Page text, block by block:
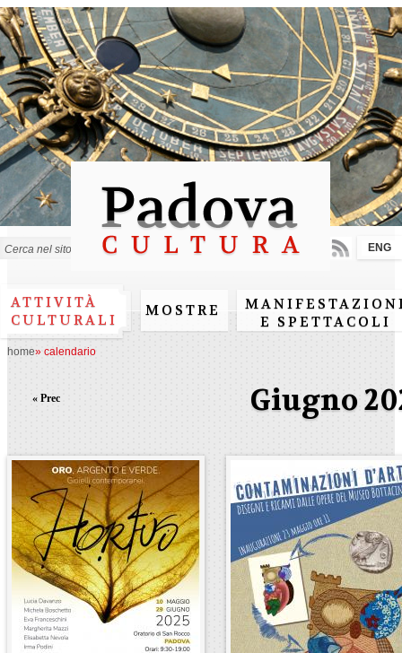
Salta al
contenuto
principale
ATTIVITÀ
CULTURALI
MOSTRE
E SPETTACOLI
ENG
home» calendario
Giugno
« Prec